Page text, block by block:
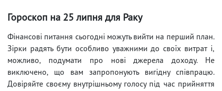
Гороскоп на 25 липня для Раку
Фінансові питання сьогодні можуть вийти на перший план.
Зірки радять бути особливо уважними до своїх витрат і,
можливо, подумати про нові джерела доходу. Не
виключено, що вам запропонують вигідну співпрацю.
Довіряйте своєму внутрішньому голосу під час прийняття